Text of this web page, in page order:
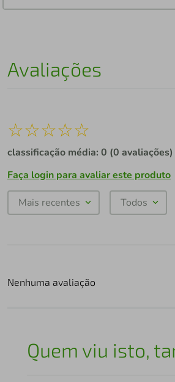
Avaliações
☆☆☆☆☆
classificação média: 0 (0 avaliações)
Faça login para avaliar este produto
Mais recentes Todos
Nenhuma avaliação
Quem viu isto,